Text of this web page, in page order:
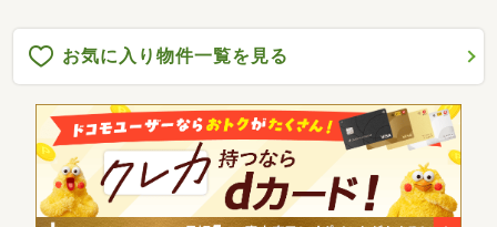
お気に入り物件一覧を見る